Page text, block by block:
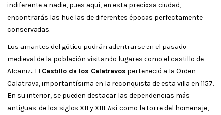
indiferente a nadie, pues aquí, en esta preciosa ciudad,
encontrarás las huellas de diferentes épocas perfectamente
conservadas.
Los amantes del gótico podrán adentrarse en el pasado
medieval de la población visitando lugares como el castillo de
Alcañiz. El Castillo de los Calatravos perteneció a la Orden
Calatrava, importantísima en la reconquista de esta villa en 1157.
En su interior, se pueden destacar las dependencias más
antiguas, de los siglos XII y XIII. Así como la torre del homenaje,